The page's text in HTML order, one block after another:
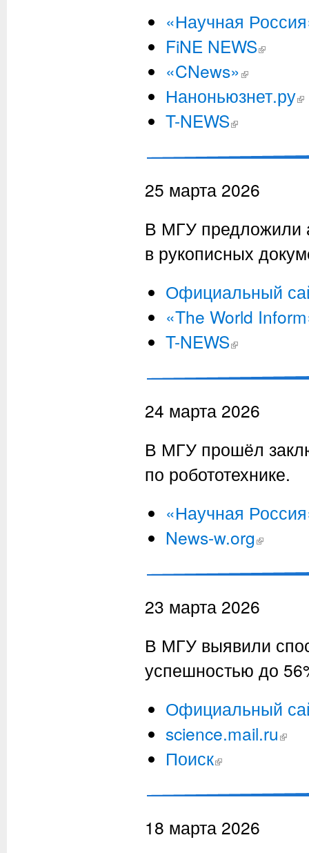
«Научная
FiNE NEWS
«CNews»
Наноньюзнет.ру
T-NEWS
25 марта 2026
В МГУ предложили
в рукописных
Официальный
«The World
T-NEWS
24 марта 2026
В МГУ прошёл
по робототехнике.
«Научная
News-w.org
23 марта 2026
В МГУ выявили
успешностью до
Официальный
science.mail.ru
Поиск
18 марта 2026